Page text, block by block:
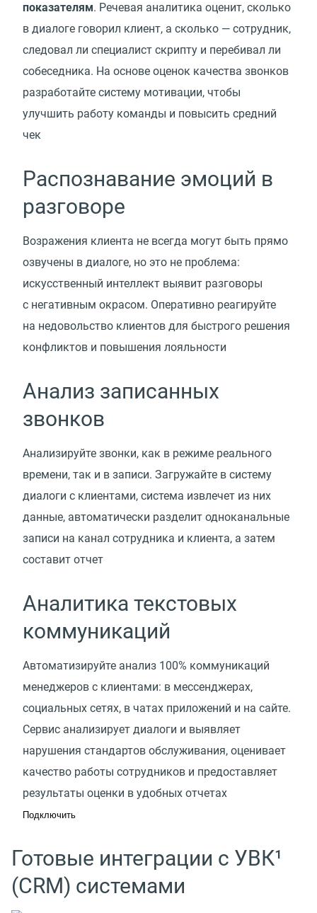
показателям. Речевая аналитика оценит, сколько
в диалоге говорил клиент, а сколько — сотрудник,
следовал ли специалист скрипту и перебивал ли
собеседника. На основе оценок качества звонков
разработайте систему мотивации, чтобы
улучшить работу команды и повысить средний
чек
Распознавание эмоций в
разговоре
Возражения клиента не всегда могут быть прямо
озвучены в диалоге, но это не проблема:
искусственный интеллект выявит разговоры
с негативным окрасом. Оперативно реагируйте
на недовольство клиентов для быстрого решения
конфликтов и повышения лояльности
Анализ записанных
звонков
Анализируйте звонки, как в режиме реального
времени, так и в записи. Загружайте в систему
диалоги с клиентами, система извлечет из них
данные, автоматически разделит одноканальные
записи на канал сотрудника и клиента, а затем
составит отчет
Аналитика текстовых
коммуникаций
Автоматизируйте анализ 100% коммуникаций
менеджеров с клиентами: в мессенджерах,
социальных сетях, в чатах приложений и на сайте.
Сервис анализирует диалоги и выявляет
нарушения стандартов обслуживания, оценивает
качество работы сотрудников и предоставляет
результаты оценки в удобных отчетах
Подключить
Готовые интеграции с УВК¹
(CRM) системами